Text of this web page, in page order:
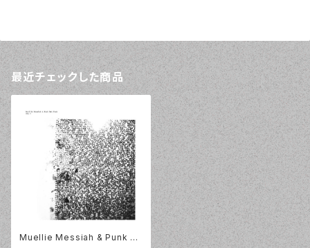
最近チェックした商品
Muellie Messiah & Punk N